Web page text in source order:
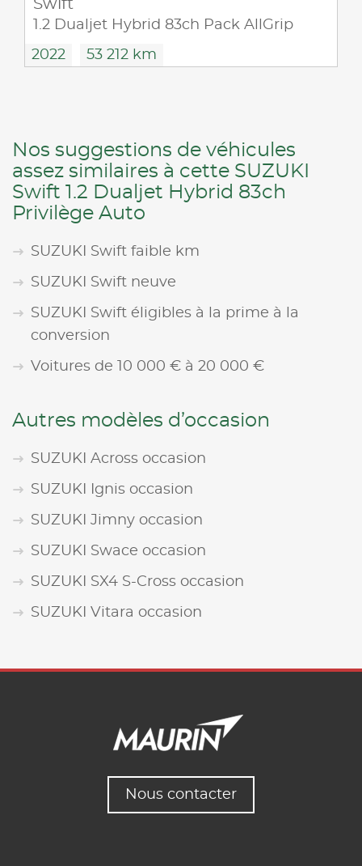
Swift
1.2 Dualjet Hybrid 83ch Pack AllGrip
2022 53 212 km
Nos suggestions de véhicules
assez similaires à cette SUZUKI
Swift 1.2 Dualjet Hybrid 83ch
Privilège Auto
SUZUKI Swift faible km
SUZUKI Swift neuve
SUZUKI Swift éligibles à la prime à la
conversion
Voitures de 10 000 € à 20 000 €
Autres modèles d’occasion
SUZUKI Across occasion
SUZUKI Ignis occasion
SUZUKI Jimny occasion
SUZUKI Swace occasion
SUZUKI SX4 S-Cross occasion
SUZUKI Vitara occasion
Nous contacter